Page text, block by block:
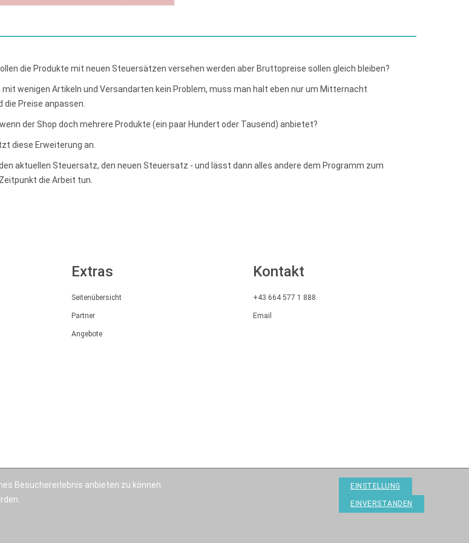
die Produkte mit neuen Steuersätzen versehen werden aber Bruttopreise sollen gleich bleiben?
mit wenigen Artikeln und Versandarten kein Problem, muss man halt eben nur um Mitternacht
Preise anpassen.
der Shop doch mehrere Produkte (ein paar Hundert oder Tausend) anbietet?
diese Erweiterung an.
aktuellen Steuersatz, den neuen Steuersatz - und lässt dann alles andere dem Programm zum
die Arbeit tun.
Extras
Seitenübersicht
Partner
Angebote
Kontakt
+43 664 577 1 888
Email
Besuchererlebnis anbieten zu können.
EINSTELLUNG
EINVERSTANDEN